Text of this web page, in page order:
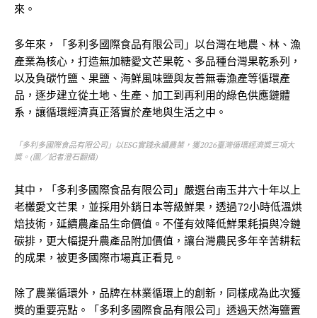
來。
多年來，「多利多國際食品有限公司」以台灣在地農、林、漁
產業為核心，打造無加糖愛文芒果乾、多品種台灣果乾系列，
以及負碳竹鹽、果鹽、海鮮風味鹽與友善無毒漁產等循環產
品，逐步建立從土地、生產、加工到再利用的綠色供應鏈體
系，讓循環經濟真正落實於產地與生活之中。
「多利多國際食品有限公司」以ESG實踐永續農業，獲2026臺灣循環經濟獎三項大
獎。(圖／記者澄石翻攝)
其中，「多利多國際食品有限公司」嚴選台南玉井六十年以上
老欉愛文芒果，並採用外銷日本等級鮮果，透過72小時低溫烘
焙技術，延續農產品生命價值。不僅有效降低鮮果耗損與冷鏈
碳排，更大幅提升農產品附加價值，讓台灣農民多年辛苦耕耘
的成果，被更多國際市場真正看見。
除了農業循環外，品牌在林業循環上的創新，同樣成為此次獲
獎的重要亮點。「多利多國際食品有限公司」透過天然海鹽置